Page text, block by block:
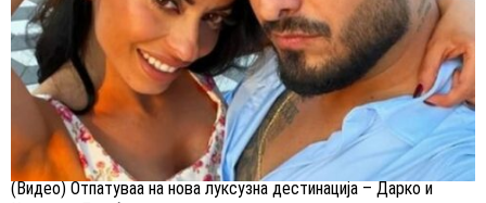
(Видео) Отпатуваа на нова луксузна дестинација – Дарко и